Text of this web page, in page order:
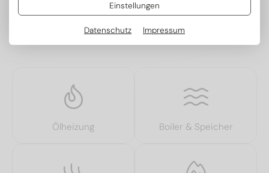
Einstellungen
Datenschutz Impressum
Beliebte Kategorien
Ölheizung Boiler & Speicher